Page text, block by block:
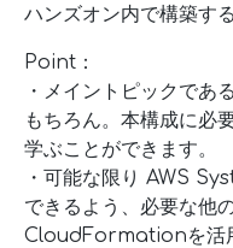
ハンズオン内で構築す
Point：
・メイントピックで
もちろん。本構成に必
学ぶことができます。
・可能な限り AWS
できるよう、必要な他
CloudFormationを活